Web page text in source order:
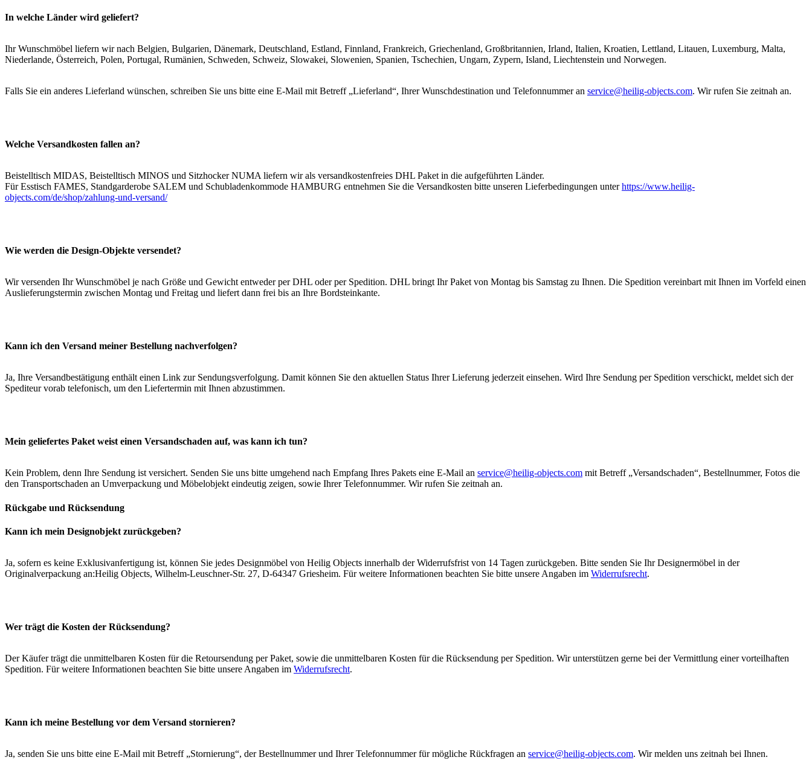
In welche Länder wird geliefert?
Ihr Wunschmöbel liefern wir nach Belgien, Bulgarien, Dänemark, Deutschland, Estland, Finnland, Frankreich, Griechenland, Großbritannien, Irland, Italien, Kroatien, Lettland, Litauen, Luxemburg, Malta,
Niederlande, Österreich, Polen, Portugal, Rumänien, Schweden, Schweiz, Slowakei, Slowenien, Spanien, Tschechien, Ungarn, Zypern, Island, Liechtenstein und Norwegen.
Falls Sie ein anderes Lieferland wünschen, schreiben Sie uns bitte eine E-Mail mit Betreff „Lieferland“, Ihrer Wunschdestination und Telefonnummer an service@heilig-objects.com. Wir rufen Sie zeitnah an.
Welche Versandkosten fallen an?
Beistelltisch MIDAS, Beistelltisch MINOS und Sitzhocker NUMA liefern wir als versandkostenfreies DHL Paket in die aufgeführten Länder.
Für Esstisch FAMES, Standgarderobe SALEM und Schubladenkommode HAMBURG entnehmen Sie die Versandkosten bitte unseren Lieferbedingungen unterhttps://www.heilig-
objects.com/de/shop/zahlung-und-versand/
Wie werden die Design-Objekte versendet?
Wir versenden Ihr Wunschmöbel je nach Größe und Gewicht entweder per DHL oder per Spedition. DHL bringt Ihr Paket von Montag bis Samstag zu Ihnen. Die Spedition vereinbart mit Ihnen im Vorfeld einen
Auslieferungstermin zwischen Montag ­und Freitag und liefert dann frei bis an Ihre Bordsteinkante.
Kann ich den Versand meiner Bestellung nachverfolgen?
Ja, Ihre Versandbestätigung enthält einen Link zur Sendungsverfolgung. Damit können Sie den aktuellen Status Ihrer Lieferung jederzeit einsehen. Wird Ihre Sendung per Spedition verschickt, meldet sich der
Spediteur vorab telefonisch, um den Liefertermin mit Ihnen abzustimmen.
Mein geliefertes Paket weist einen Versandschaden auf, was kann ich tun?
Kein Problem, denn Ihre Sendung ist versichert. Senden Sie uns bitte umgehend nach Empfang Ihres Pakets eine E-Mail an service@heilig-objects.com mit Betreff „Versandschaden“, Bestellnummer, Fotos die
den Transportschaden an Umverpackung und Möbelobjekt eindeutig zeigen, sowie Ihrer Telefonnummer. Wir rufen Sie zeitnah an.
Rückgabe und Rücksendung
Kann ich mein Designobjekt zurückgeben?
Ja, sofern es keine Exklusivanfertigung ist, können Sie jedes Designmöbel von Heilig Objects innerhalb der Widerrufsfrist von 14 Tagen zurückgeben. Bitte senden Sie Ihr Designermöbel in der
Originalverpackung an:Heilig Objects, Wilhelm-Leuschner-Str. 27, D-64347 Griesheim. Für weitere Informationen beachten Sie bitte unsere Angaben im Widerrufsrecht.
Wer trägt die Kosten der Rücksendung?
Der Käufer trägt die unmittelbaren Kosten für die Retoursendung per Paket, sowie die unmittelbaren Kosten für die Rücksendung per Spedition. Wir unterstützen gerne bei der Vermittlung einer vorteilhaften
Spedition. Für weitere Informationen beachten Sie bitte unsere Angaben im Widerrufsrecht.
Kann ich meine Bestellung vor dem Versand stornieren?
Ja, senden Sie uns bitte eine E-Mail mit Betreff „Stornierung“, der Bestellnummer und Ihrer Telefonnummer für mögliche Rückfragen an service@heilig-objects.com. Wir melden uns zeitnah bei Ihnen.